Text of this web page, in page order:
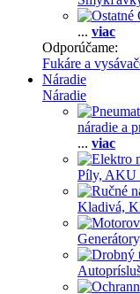
... viac
Odporúčame:
Fukáre a
Náradie
Náradie
náradie a
... viac
Píly, AKU
Kladivá,